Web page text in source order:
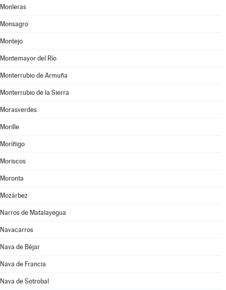
Monleras
Monsagro
Montejo
Montemayor del Río
Monterrubio de Armuña
Monterrubio de la Sierra
Morasverdes
Morille
Moríñigo
Moriscos
Moronta
Mozárbez
Narros de Matalayegua
Navacarros
Nava de Béjar
Nava de Francia
Nava de Sotrobal